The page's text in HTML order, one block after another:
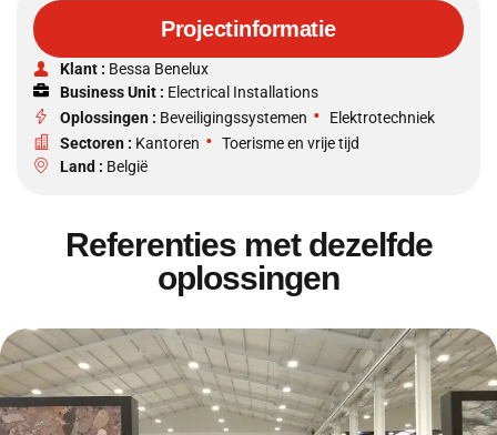
Projectinformatie
Klant : Bessa Benelux
Business Unit : Electrical Installations
Oplossingen : Beveiligingssystemen •
Elektrotechniek
Sectoren : Kantoren • Toerisme en vrije tijd
Land : België
Referenties met dezelfde
oplossingen